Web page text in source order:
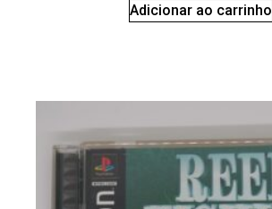
Adicionar ao carrinho